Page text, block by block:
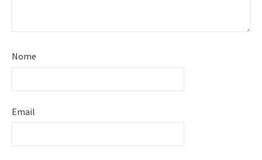
Nome
Email